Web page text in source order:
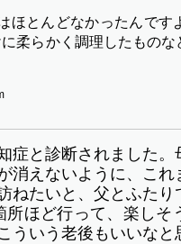
ほとんどなかったんです
柔らかく調理したもの
症と診断されました。
消えないように、こ
ねたいと、父とふた
所ほど行って、楽しそ
ういう老後もいいなと